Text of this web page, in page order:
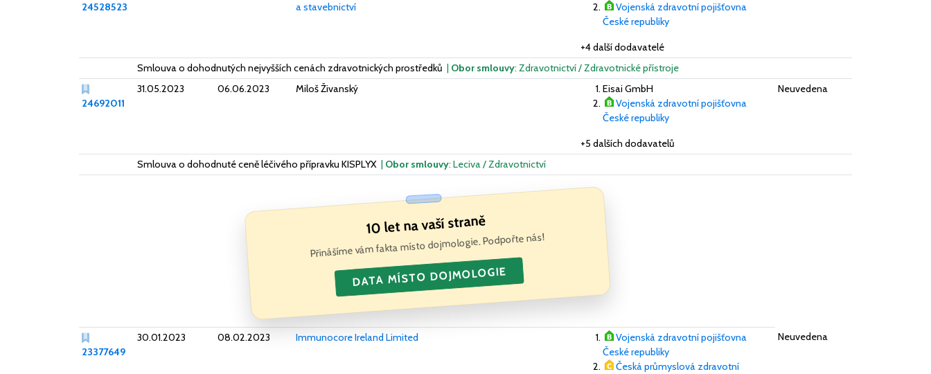
24528523
a stavebnictví
Vojenská zdravotní pojišťovna
České republiky
+4 další dodavatelé
Smlouva o dohodnutých nejvyšších cenách zdravotnických prostředků | Obor smlouvy: Zdravotnictví / Zdravotnické přístroje
24692011
31.05.2023 06.06.2023 Miloš Živanský
Eisai GmbH
Vojenská zdravotní pojišťovna
České republiky
+5 dalších dodavatelů
Neuvedena
Smlouva o dohodnuté ceně léčivého přípravku KISPLYX | Obor smlouvy: Leciva / Zdravotnictví
10 let na vaší straně
Přinášíme vám fakta místo dojmologie. Podpořte nás!
DATA MÍSTO DOJMOLOGIE
23377649
30.01.2023 08.02.2023 Immunocore Ireland Limited
Vojenská zdravotní pojišťovna
České republiky
Česká průmyslová zdravotní
Neuvedena